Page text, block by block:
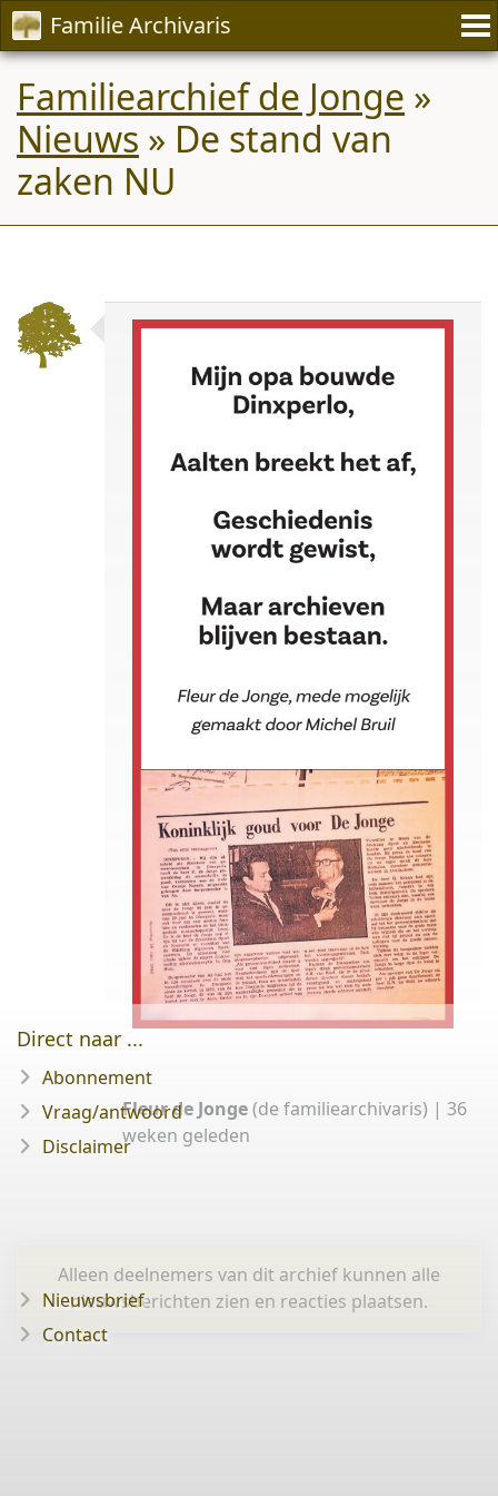
Familie Archivaris
Familiearchief de Jonge »
Nieuws » De stand van
zaken NU
Fleur de Jonge(de familiearchivaris) | 36
weken geleden
Alleen deelnemers van dit archief kunnen alle
nieuwsberichten zien en reacties plaatsen.
Direct naar ...
Abonnement
Vraag/antwoord
Disclaimer
Nieuwsbrief
Contact